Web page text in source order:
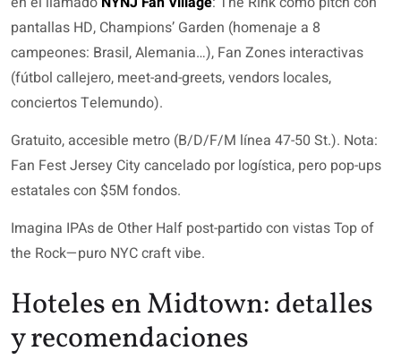
pantallas HD, Champions’ Garden (homenaje a 8
campeones: Brasil, Alemania…), Fan Zones interactivas
(fútbol callejero, meet-and-greets, vendors locales,
conciertos Telemundo).
Gratuito, accesible metro (B/D/F/M línea 47-50 St.). Nota:
Fan Fest Jersey City cancelado por logística, pero pop-ups
estatales con $5M fondos.
Imagina IPAs de Other Half post-partido con vistas Top of
the Rock—puro NYC craft vibe.
Hoteles en Midtown: detalles
y recomendaciones